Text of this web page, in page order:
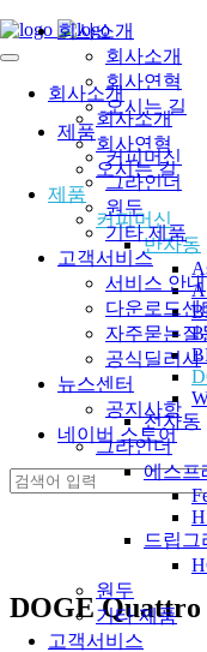
회사소개
회사소개
회사연혁
오시는 길
제품
커피머신
반자동
전자동
그라인더
에스프
드립그
원두
기타 제품
고객서비스
회사소개
회사소개
회사연혁
오시는 길
제품
커피머신
그라인더
원두
기타 제품
고객서비스
서비스 안내
다운로드센
자주묻는질
공식딜러사
뉴스센터
공지사항
네이버 스토어
DOGE Quattro